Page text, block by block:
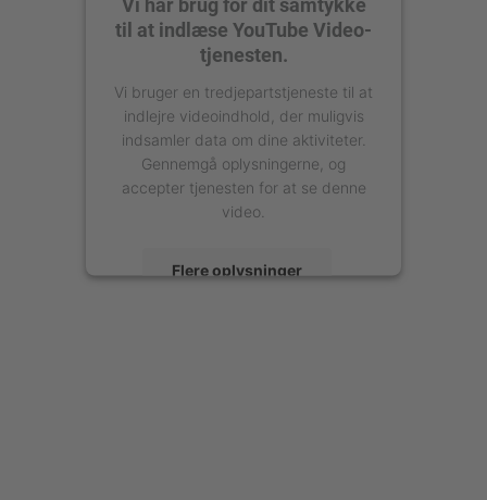
til at indlæse YouTube Video-
tjenesten.
Vi bruger en tredjepartstjeneste til at
indlejre videoindhold, der muligvis
indsamler data om dine aktiviteter.
Gennemgå oplysningerne, og
accepter tjenesten for at se denne
video.
Flere oplysninger